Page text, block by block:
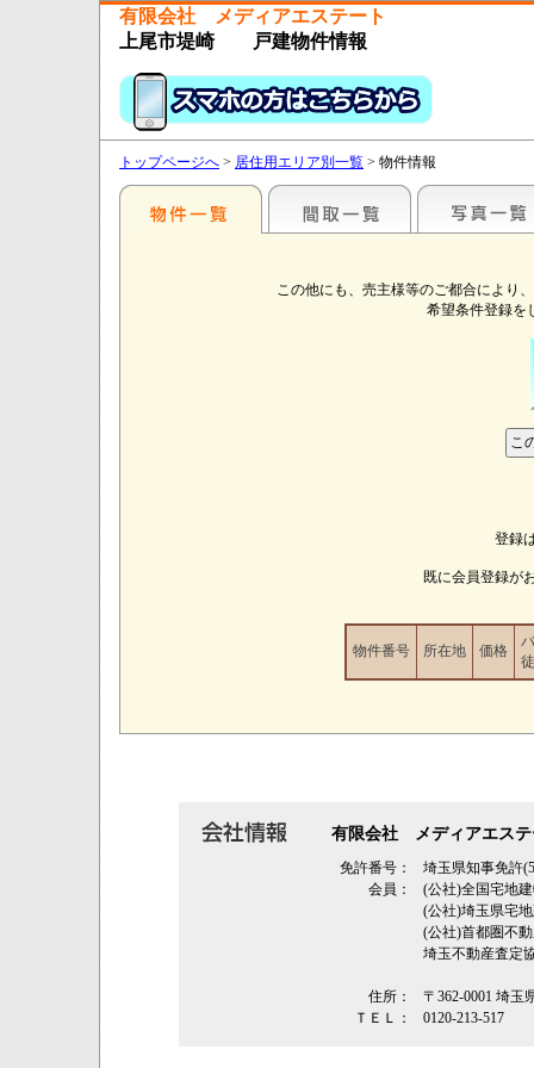
有限会社 メディアエステート
上尾市堤崎 戸建物件情報
トップページへ > 居住用エリア別一覧 > 物件情報
この他にも、売主様等のご都合により
希望条件登録を
登録
既に会員登録が
物件番号 所在地 価格
有限会社 メディアエステ
免許番号：
埼玉県知事免許
会員：
(公社)全国宅地
(公社)埼玉県宅
(公社)首都圏不
埼玉不動産査定
住所：
〒362‐0001 埼玉
ＴＥＬ：
0120-213-517